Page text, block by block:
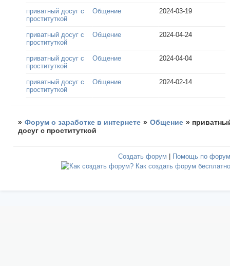
приватный досуг с
проституткой
Общение 2024-03-19
приватный досуг с
проституткой
Общение 2024-04-24
приватный досуг с
проституткой
Общение 2024-04-04
приватный досуг с
проституткой
Общение 2024-02-14
» Форум о заработке в интернете » Общение »
досуг с проституткой
Создать форум Помощь по